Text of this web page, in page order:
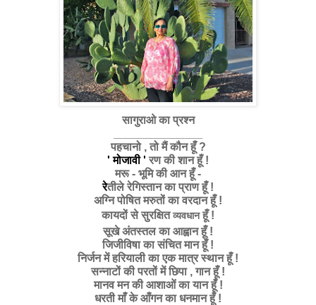
सागुराओ का प्रश्न
पहचानो , तो मैं कौन हूँ ?
' मोजावी ' रण की शान हूँ !
मरू - भूमि की आन हूँ -
रेतीले रेगिस्तान का प्राण हूँ !
अग्नि पोषित मरुतों का वरदान हूँ !
कायदों से सुरक्षितव्यवधानहूँ !
सूखे अंतस्तल का आह्वान हूँ !
जिजीविषा का संचित मान हूँ !
निर्जन में हरियाली का एक मात्र स्थान हूँ !
सन्नाटों की परतों में छिपा , गान हूँ !
मानव मन की आशाओं का यान हूँ !
धरती माँ के आँगन का धनमान हूँ !